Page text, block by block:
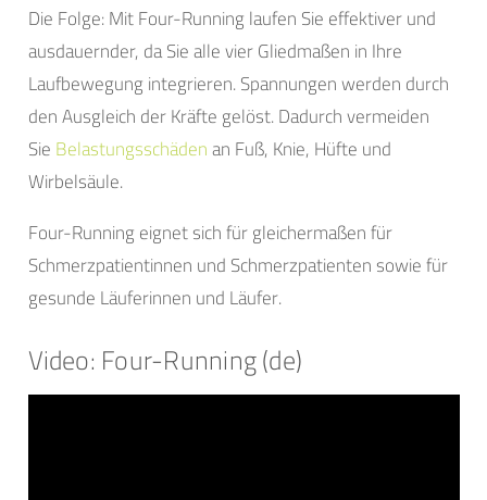
Die Folge: Mit Four-Running laufen Sie effektiver und
ausdauernder, da Sie alle vier Gliedmaßen in Ihre
Laufbewegung integrieren. Spannungen werden durch
den Ausgleich der Kräfte gelöst. Dadurch vermeiden
SieBelastungsschädenan Fuß, Knie, Hüfte und
Wirbelsäule.
Four-Running eignet sich für gleichermaßen für
Schmerzpatientinnen und Schmerzpatienten sowie für
gesunde Läuferinnen und Läufer.
Video: Four-Running (de)